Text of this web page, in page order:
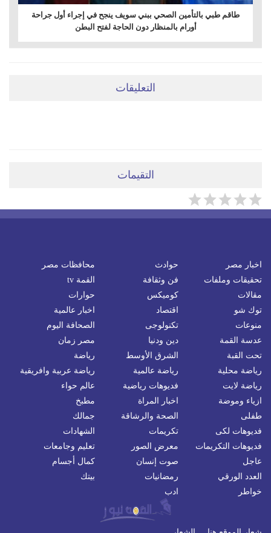
طاقم طبي بالتأمين الصحي ببني سويف ينجح في إجراء أول جراحة
أورام بالمنظار دون الحاجة لفتح البطن
التعليقات
التقيمات
اخبار مصر حوادث
محافظات مصر
تحقيقات وملفات
فن وثقافة
القمة tv
مقالات
كوميكس
حوارات
توك شو
اقتصاد
اخبار عالمية
منوعات
تكنولوجى
الصحافة اليوم
عدسة القمة
دين ودنيا
مصر زمان
تحت القبة
الشرق الأوسط
رياضة
رياضة محلية
رياضة عالمية
رياضة عربية وافريقية
رياضة لايت
فديوهات رياضية
عالم حواء
ازياء وموضة
اخبار المراة
مطبخ
طفلى
الصحة والرشاقة
جمالك
فديوهات لكى
تكريمات
الشهادات
فديوهات التكريمات
معرض الصور
تعليم وجامعات
عاجل
صوت إنسان
كمال أجسام
العدد الورقي
رمضانيات
بيتك
خواطر
ادب